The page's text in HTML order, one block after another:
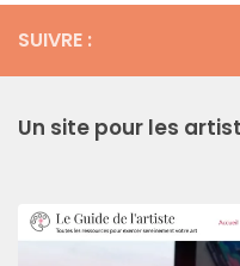
SUIVRE :
Un site pour les